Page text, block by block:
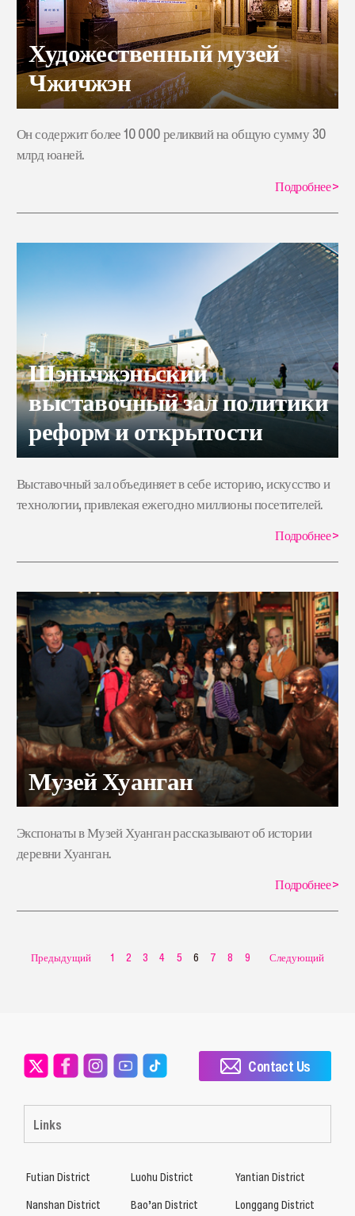
Художественный музей
Чжичжэн
Он содержит более 10 000 реликвий на общую сумму 30
млрд юаней.
Подробнее>
Шэньчжэньский
выставочный зал политики
реформ и открытости
Выставочный зал объединяет в себе историю, искусство и
технологии, привлекая ежегодно миллионы посетителей.
Подробнее>
Музей Хуанган
Экспонаты в Музей Хуанган рассказывают об истории
деревни Хуанган.
Подробнее>
Предыдущий 1 2 3 4 5 6 7 8 9 Следующий
Links
Contact Us
Futian District Luohu District
Yantian District
Nanshan District
Bao’an District Longgang District